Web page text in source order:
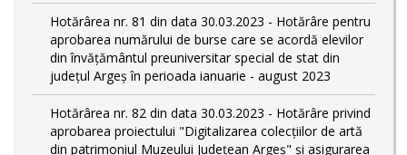
Hotărârea nr. 81 din data 30.03.2023 - Hotărâre pentru
aprobarea numărului de burse care se acordă elevilor
din învățământul preuniversitar special de stat din
județul Argeș în perioada ianuarie - august 2023
Hotărârea nr. 82 din data 30.03.2023 - Hotărâre privind
aprobarea proiectului "Digitalizarea colecțiilor de artă
din patrimoniul Muzeului Județean Argeș" și asigurarea